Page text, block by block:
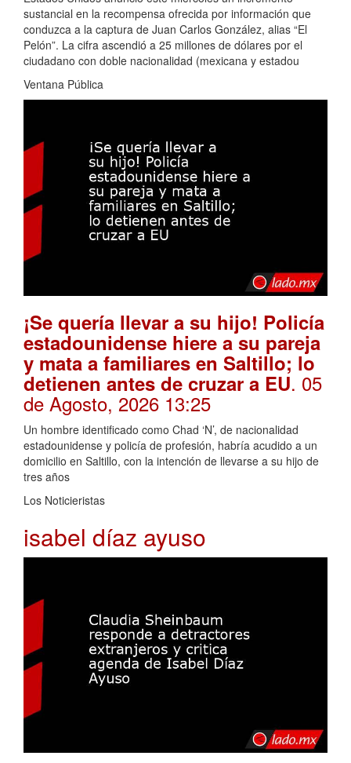
sustancial en la recompensa ofrecida por información que
conduzca a la captura de Juan Carlos González, alias “El
Pelón”. La cifra ascendió a 25 millones de dólares por el
ciudadano con doble nacionalidad (mexicana y estadou
Ventana Pública
¡Se quería llevar a su hijo! Policía
estadounidense hiere a su pareja
y mata a familiares en Saltillo; lo
detienen antes de cruzar a EU. 05
de Agosto, 2026 13:25
Un hombre identificado como Chad ‘N’, de nacionalidad
estadounidense y policía de profesión, habría acudido a un
domicilio en Saltillo, con la intención de llevarse a su hijo de
tres años
Los Noticieristas
isabel díaz ayuso